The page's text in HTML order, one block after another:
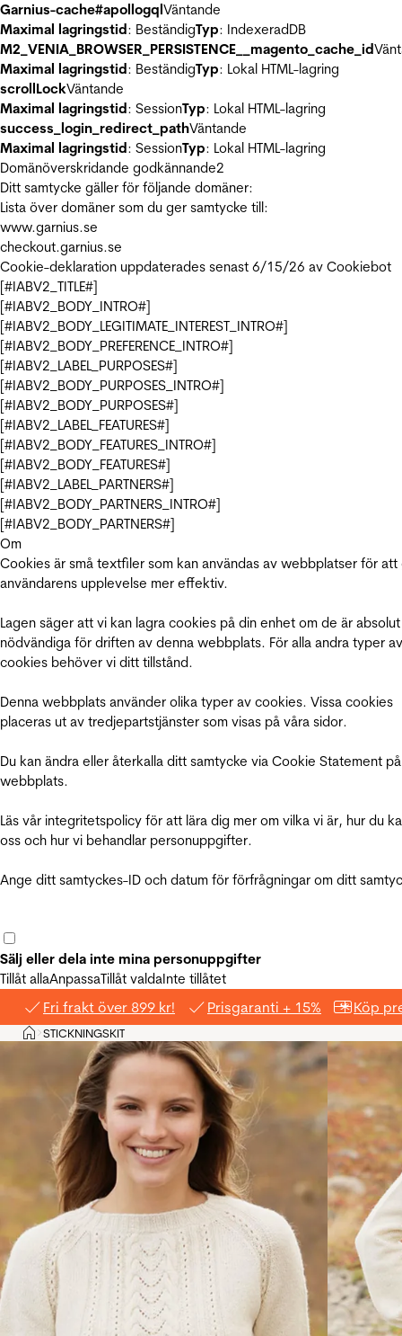
Garnius-cache#apollogqlVäntande
Maximal lagringstid: BeständigTyp: IndexeradDB
M2_VENIA_BROWSER_PERSISTENCE__magento_cache_id
Maximal lagringstid: BeständigTyp: Lokal HTML-lagring
scrollLockVäntande
Maximal lagringstid: SessionTyp: Lokal HTML-lagring
success_login_redirect_pathVäntande
Maximal lagringstid: SessionTyp: Lokal HTML-lagring
Domänöverskridande godkännande2
Ditt samtycke gäller för följande domäner:
Lista över domäner som du ger samtycke till:
www.garnius.se
checkout.garnius.se
Cookie-deklaration uppdaterades senast 6/15/26 av Cookiebot
[#IABV2_TITLE#]
[#IABV2_BODY_INTRO#]
[#IABV2_BODY_LEGITIMATE_INTEREST_INTRO#]
[#IABV2_BODY_PREFERENCE_INTRO#]
[#IABV2_LABEL_PURPOSES#]
[#IABV2_BODY_PURPOSES_INTRO#]
[#IABV2_BODY_PURPOSES#]
[#IABV2_LABEL_FEATURES#]
[#IABV2_BODY_FEATURES_INTRO#]
[#IABV2_BODY_FEATURES#]
[#IABV2_LABEL_PARTNERS#]
[#IABV2_BODY_PARTNERS_INTRO#]
[#IABV2_BODY_PARTNERS#]
Om
Cookies är små textfiler som kan användas av webbplatser för att
användarens upplevelse mer effektiv.
Lagen säger att vi kan lagra cookies på din enhet om de är absolut
nödvändiga för driften av denna webbplats. För alla andra typer av
cookies behöver vi ditt tillstånd.
Denna webbplats använder olika typer av cookies. Vissa cookies
placeras ut av tredjepartstjänster som visas på våra sidor.
Du kan ändra eller återkalla ditt samtycke via Cookie Statement
webbplats.
Läs vår integritetspolicy för att lära dig mer om vilka vi är, hur du
oss och hur vi behandlar personuppgifter.
Ange ditt samtyckes-ID och datum för förfrågningar om ditt
Sälj eller dela inte mina personuppgifter
Tillåt allaAnpassaTillåt valdaInte tillåtet
Fri frakt över 899 kr! Prisgaranti + 15% Köp
Hem
>STICKNINGSKIT